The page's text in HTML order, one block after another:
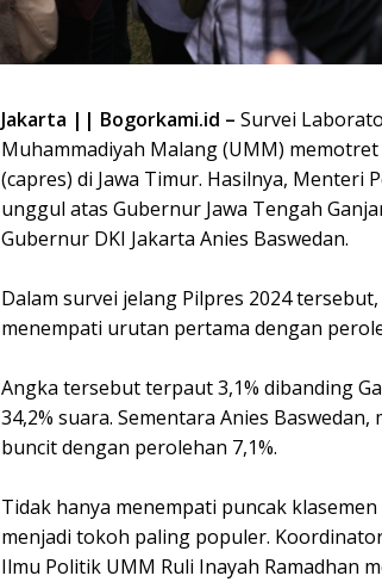
Jakarta || Bogorkami.id – Survei
Muhammadiyah Malang (UMM)
(capres) di Jawa Timur. Hasilnya, Menteri
unggul atas Gubernur Jawa Tengah
Gubernur DKI Jakarta Anies Baswedan.
Dalam survei jelang Pilpres 2024
menempati urutan pertama dengan
Angka tersebut terpaut 3,1% dibanding
34,2% suara. Sementara Anies
buncit dengan perolehan 7,1%.
Tidak hanya menempati puncak
menjadi tokoh paling populer.
Ilmu Politik UMM Ruli Inayah Ramadhan